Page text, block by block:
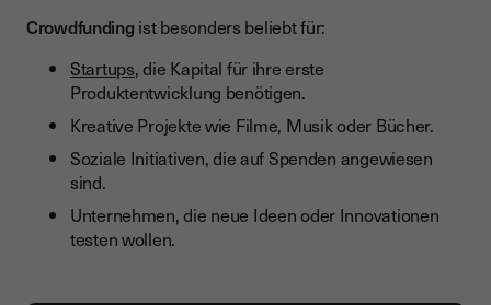
Crowdfunding ist besonders beliebt für:
Startups, die Kapital für ihre erste
Produktentwicklung benötigen.
Kreative Projekte wie Filme, Musik oder Bücher.
Soziale Initiativen, die auf Spenden angewiesen
sind.
Unternehmen, die neue Ideen oder Innovationen
testen wollen.